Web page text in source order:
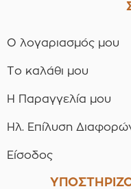
Ο λογαριασμός μου
Το καλάθι μου
Η Παραγγελία μου
Ηλ. Επίλυση
Είσοδος